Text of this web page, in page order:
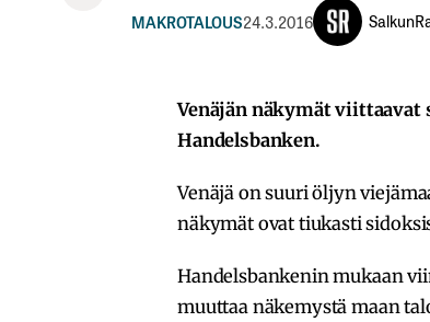
MAKROTALOUS24.3.2016
Venäjän näkymät viittaavat
Handelsbanken.
Venäjä on suuri öljyn
näkymät ovat tiukasti
Handelsbankenin mukaan
muuttaa näkemystä maan